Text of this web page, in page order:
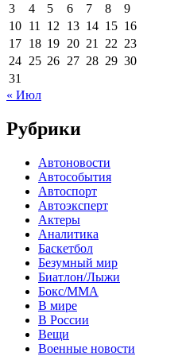
3
4 5 6 7 8
9
10 11 12 13 14 15 16
17 18 19 20 21 22 23
24 25 26 27 28 29 30
31
« Июл
Рубрики
Автоновости
Автособытия
Автоспорт
Автоэксперт
Актеры
Аналитика
Баскетбол
Безумный мир
Биатлон/Лыжи
Бокс/MMA
В мире
В России
Вещи
Военные новости